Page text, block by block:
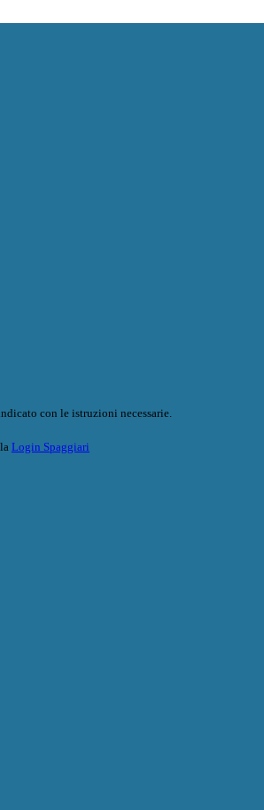
con le istruzioni necessarie.
Login Spaggiari